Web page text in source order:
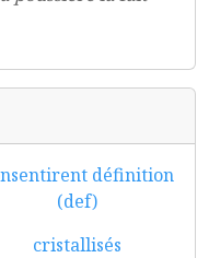
définition
(def)
cristallisés